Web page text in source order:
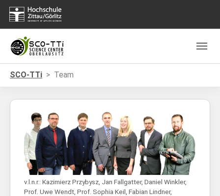
Skip to main navigation
Zum Hauptinhalt springen
Skip to page footer
SCO-TTi Team
Show larger version for:
v.l.n.r.: Kazimierz Przybysz, Jan Fallgatter, Daniel Winkler,
Prof. Uwe Wendt, Prof. Sophia Keil, Fabian Lindner,